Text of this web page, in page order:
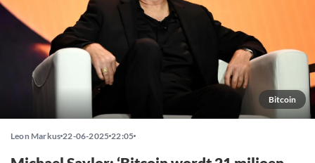
Bitcoin
Leon Markus 22-06-2025 22:05